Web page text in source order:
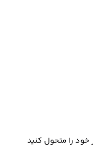
را متحول کنید